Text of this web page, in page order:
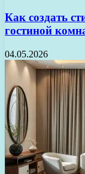
Как создать
гостиной
04.05.2026